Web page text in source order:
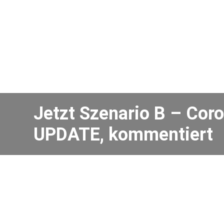
Jetzt Szenario B –
UPDATE, kommentiert